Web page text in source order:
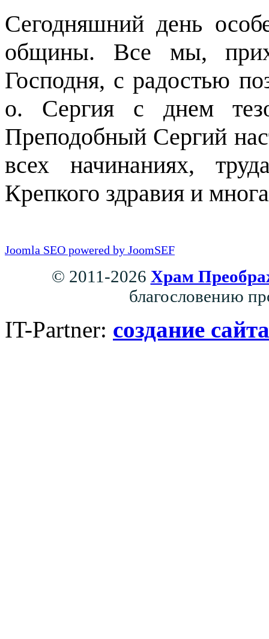
Сегодняшний день
общины. Все мы, п
Господня, с радостью
о. Сергия с днем
Преподобный Сергий
всех начинаниях,
Крепкого здравия и
Joomla SEO powered by JoomSEF
© 2011-2026 Храм
благословению
IT-Partner: создание сайта